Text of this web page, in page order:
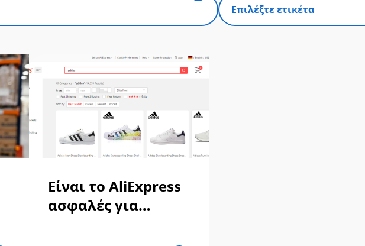
Είναι το AliExpress
ασφαλές για